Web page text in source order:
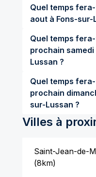
Quel temps fera-t-il
aout à Fons-sur-
Quel temps
prochain samedi 15 aout à Fons-sur-
Lussan ?
Quel temps
prochain dimanche 16 aout à Fons-
sur-Lussan ?
Villes à
Saint-Jean-de-
(8km)